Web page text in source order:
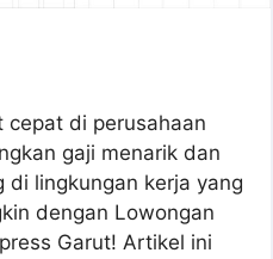
cepat di perusahaan
gaji menarik dan
di lingkungan kerja yang
dengan Lowongan
Garut! Artikel ini